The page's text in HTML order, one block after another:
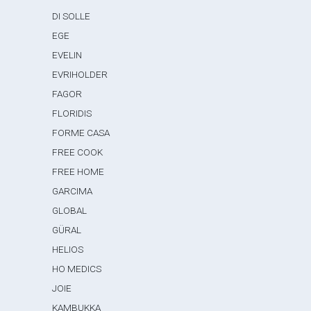
DI SOLLE
EGE
EVELIN
EVRIHOLDER
FAGOR
FLORIDIS
FORME CASA
FREE COOK
FREE HOME
GARCIMA
GLOBAL
GÜRAL
HELIOS
HO MEDICS
JOIE
KAMBUKKA